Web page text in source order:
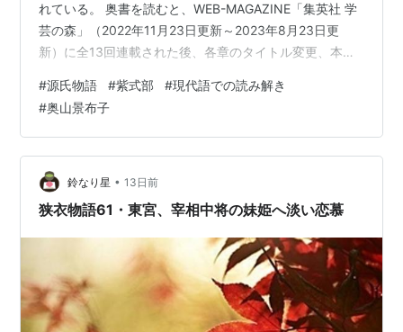
れている。 奥書を読むと、WEB-MAGAZINE「集英社 学
芸の森」（2022年11月23日更新～2023年8月23日更
新）に全13回連載された後、各章のタイトル変更、本文
た。単行本で読んだ。 調べてみると、2026年6月に文庫
本が刊行されたところである。尚、文庫化にあたり、書
名は『紫式部紫式部の生活と意見 現代語で読む「源氏物
語」』に改題されている。 小説家としての著者の本は過
去に数冊読んでいる。歴史・時代小説のジャンルで活躍
する…
#源氏物語 #紫式部 #現代語での読み解き
#奥山景布子
鈴なり星 • 13日前
狭衣物語61・東宮、宰相中将の妹姫へ淡い恋慕